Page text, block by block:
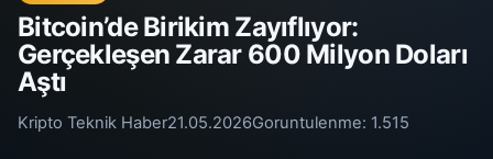
Bitcoin’de Birikim Zayıflıyor:
Gerçekleşen Zarar 600 Milyon Doları
Aştı
Kripto Teknik Haber21.05.2026Goruntulenme: 1.515